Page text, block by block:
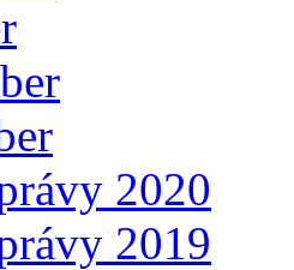
2020
2019